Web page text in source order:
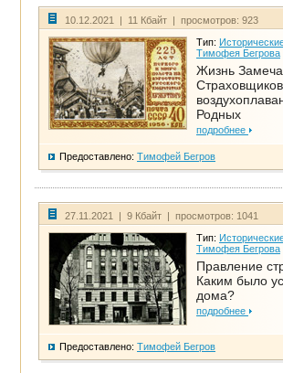
10.12.2021 | 11 Кбайт | просмотров: 923
Тип:
Тимофея Бегрова
Жизнь
Родных
подробнее
Предоставлено: Тимофей Бегров
27.11.2021 | 9 Кбайт | просмотров: 1041
Тип:
Тимофея Бегрова
Правление
Каким было
дома?
подробнее
Предоставлено: Тимофей Бегров